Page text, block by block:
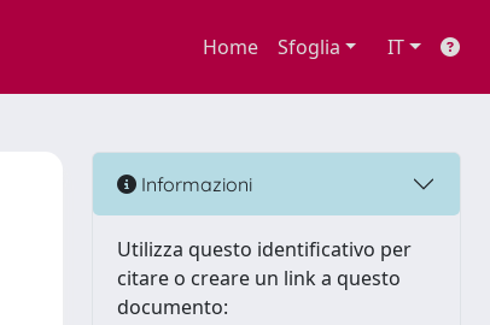
Home Sfoglia IT
Informazioni
Utilizza questo identificativo per
citare o creare un link a questo
documento: